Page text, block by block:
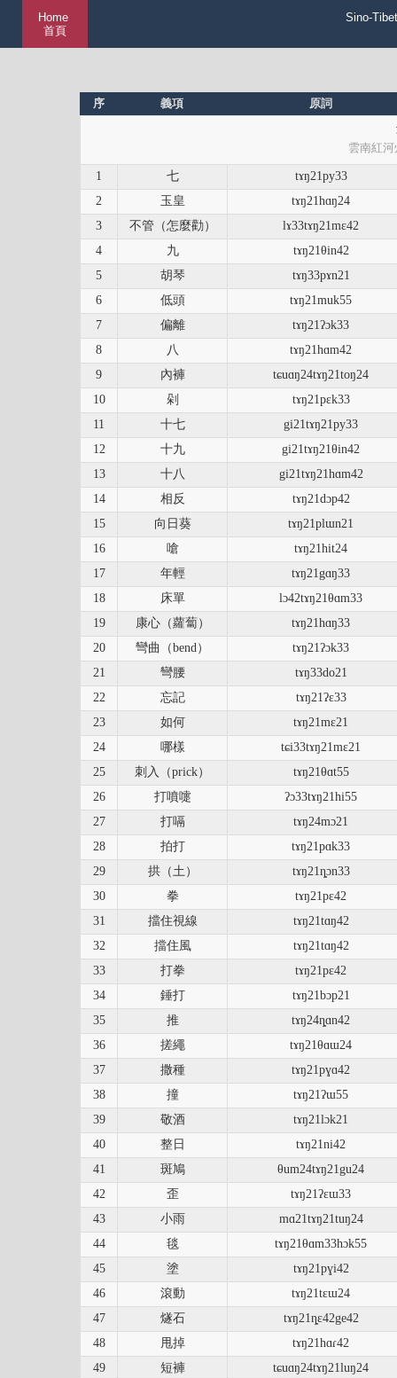
Home
首頁
Sino-
序 義項 原詞
雲南紅
1 七
tɤŋ21py33
2
玉皇
tɤŋ21hɑŋ24
3
不管（怎麼勸）
lɤ33tɤŋ21mɛ42
4
九
tɤŋ21θin42
5
胡琴
tɤŋ33pɤn21
6
低頭
tɤŋ21muk55
7
偏離
tɤŋ21ʔɔk33
8
八
tɤŋ21hɑm42
9
內褲
tɕuɑŋ24tɤŋ21toŋ24
10
剁
tɤŋ21pɛk33
11
十七
gi21tɤŋ21py33
12
十九
gi21tɤŋ21θin42
13
十八
gi21tɤŋ21hɑm42
14
相反
tɤŋ21dɔp42
15
向日葵
tɤŋ21plɯn21
16
嗆
tɤŋ21hit24
17
年輕
tɤŋ21gɑŋ33
18
床單
lɔ42tɤŋ21θɑm33
19
康心（蘿蔔）
tɤŋ21hɑŋ33
20
彎曲（bend）
tɤŋ21ʔɔk33
21
彎腰
tɤŋ33do21
22
忘記
tɤŋ21ʔɛ33
23
如何
tɤŋ21mɛ21
24
哪樣
tɕi33tɤŋ21mɛ21
25
刺入（prick）
tɤŋ21θɑt55
26
打噴嚏
ʔɔ33tɤŋ21hi55
27
打嗝
tɤŋ24mɔ21
28
拍打
tɤŋ21pɑk33
29
拱（土）
tɤŋ21ȵɔn33
30
拳
tɤŋ21pɛ42
31
擋住視線
tɤŋ21tɑŋ42
32
擋住風
tɤŋ21tɑŋ42
33
打拳
tɤŋ21pɛ42
34
錘打
tɤŋ21bɔp21
35
推
tɤŋ24ȵɑn42
36
搓繩
tɤŋ21θɑɯ24
37
撒種
tɤŋ21pɣɑ42
38
撞
tɤŋ21ʔɯ55
39
敬酒
tɤŋ21lɔk21
40
整日
tɤŋ21ni42
41
斑鳩
θum24tɤŋ21gu24
42
歪
tɤŋ21ʔɛɯ33
43
小雨
mɑ21tɤŋ21tuŋ24
44
毯
tɤŋ21θɑm33hɔk55
45
塗
tɤŋ21pɣi42
46
滾動
tɤŋ21tɛɯ24
47
燧石
tɤŋ21ȵɛ42ge42
48
甩掉
tɤŋ21hɑɾ42
49
短褲
tɕuɑŋ24tɤŋ21luŋ24